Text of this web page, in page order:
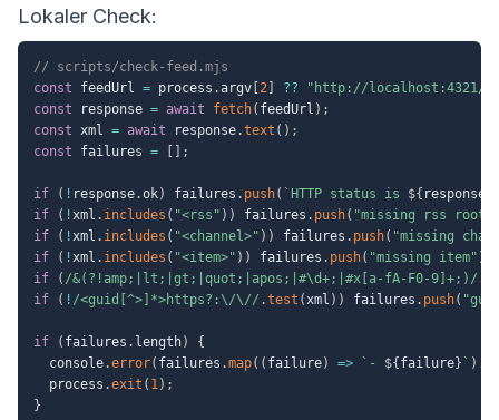
Lokaler Check:
// scripts/check-feed.mjs
const feedUrl = process .argv 2 ??
"http://localhost:4321/
const response = await fetch( feedUrl ) ;
const xml = await response.text ( ) ;
const failures = ;
if ( ! response.ok) failures . push( ` HTTP status is ${ response
if
( !xml . includes ( "<rss" ) ) failures . push( "missing rss root"
if
( !xml . includes ( "<channel>" ) ) failures . push( "missing
if
( !xml . includes ( "<item>" ) ) failures . push( "missing item" )
if
( /&(?!amp;|lt;|gt;|quot;|apos;|#\d+;|#x[a-fA-F0-9]+;) / .
if
( ! /<guid[^>]*>https?:\/\// .test (xml ) ) failures . push(
if ( failures . length)
{
  console
.error( failures .map( ( failure) => ` - ${ failure} ` ) .
  process
.exit ( 1) ;
}